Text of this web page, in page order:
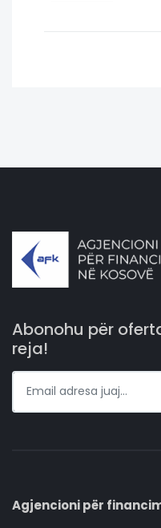
Abonohu për
reja!
Agjencioni për